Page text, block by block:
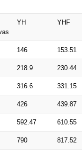
YH YHF
146 153.51
218.9 230.44
316.6 331.15
426 439.87
592.47 610.55
790 817.52